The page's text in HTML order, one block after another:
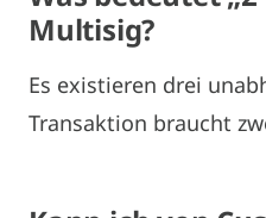
Multisig?
Es existieren drei
Transaktion braucht